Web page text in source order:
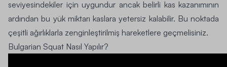
seviyesindekiler için uygundur ancak belirli kas kazanımının
ardından bu yük miktarı kaslara yetersiz kalabilir. Bu noktada
çeşitli ağırlıklarla zenginleştirilmiş hareketlere geçmelisiniz.
Bulgarian Squat Nasıl Yapılır?